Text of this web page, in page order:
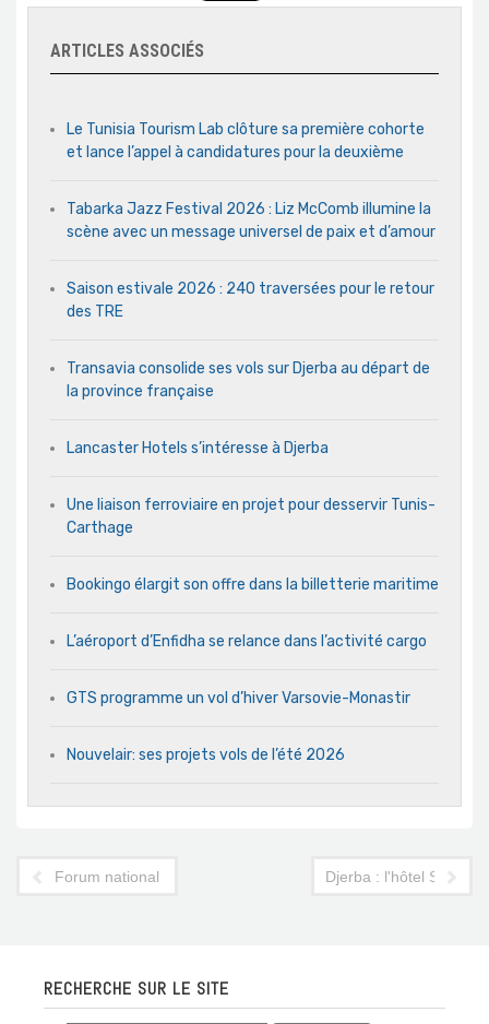
ARTICLES ASSOCIÉS
Le Tunisia Tourism Lab clôture sa première cohorte
et lance l’appel à candidatures pour la deuxième
Tabarka Jazz Festival 2026 : Liz McComb illumine la
scène avec un message universel de paix et d’amour
Saison estivale 2026 : 240 traversées pour le retour
des TRE
Transavia consolide ses vols sur Djerba au départ de
la province française
Lancaster Hotels s’intéresse à Djerba
Une liaison ferroviaire en projet pour desservir Tunis-
Carthage
Bookingo élargit son offre dans la billetterie maritime
L’aéroport d’Enfidha se relance dans l’activité cargo
GTS programme un vol d’hiver Varsovie-Monastir
Nouvelair: ses projets vols de l’été 2026
Forum national sur le tourisme le 19 février 2013
Djerba : l'hôtel
RECHERCHE SUR LE SITE